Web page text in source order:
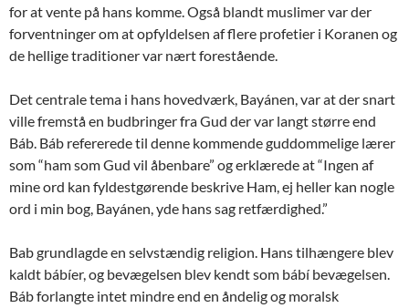
for at vente på hans komme. Også blandt muslimer var der
forventninger om at opfyldelsen af flere profetier i Koranen og
de hellige traditioner var nært forestående.
Det centrale tema i hans hovedværk, Bayánen, var at der snart
ville fremstå en budbringer fra Gud der var langt større end
Báb. Báb refererede til denne kommende guddommelige lærer
som “ham som Gud vil åbenbare” og erklærede at “Ingen af
mine ord kan fyldestgørende beskrive Ham, ej heller kan nogle
ord i min bog, Bayánen, yde hans sag retfærdighed.”
Bab grundlagde en selvstændig religion. Hans tilhængere blev
kaldt bábíer, og bevægelsen blev kendt som bábí bevægelsen.
Báb forlangte intet mindre end en åndelig og moralsk